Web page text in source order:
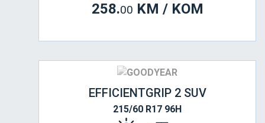
258.00 KM / KOM
EFFICIENTGRIP 2 SUV
215/60 R17 96H